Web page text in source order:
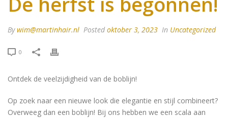
Bywim@martinhair.nl Posted oktober 3, 2023 In Uncategorized
0
Ontdek de veelzijdigheid van de boblijn!
Op zoek naar een nieuwe look die elegantie en stijl combineert?
Overweeg dan een boblijn! Bij ons hebben we een scala aan